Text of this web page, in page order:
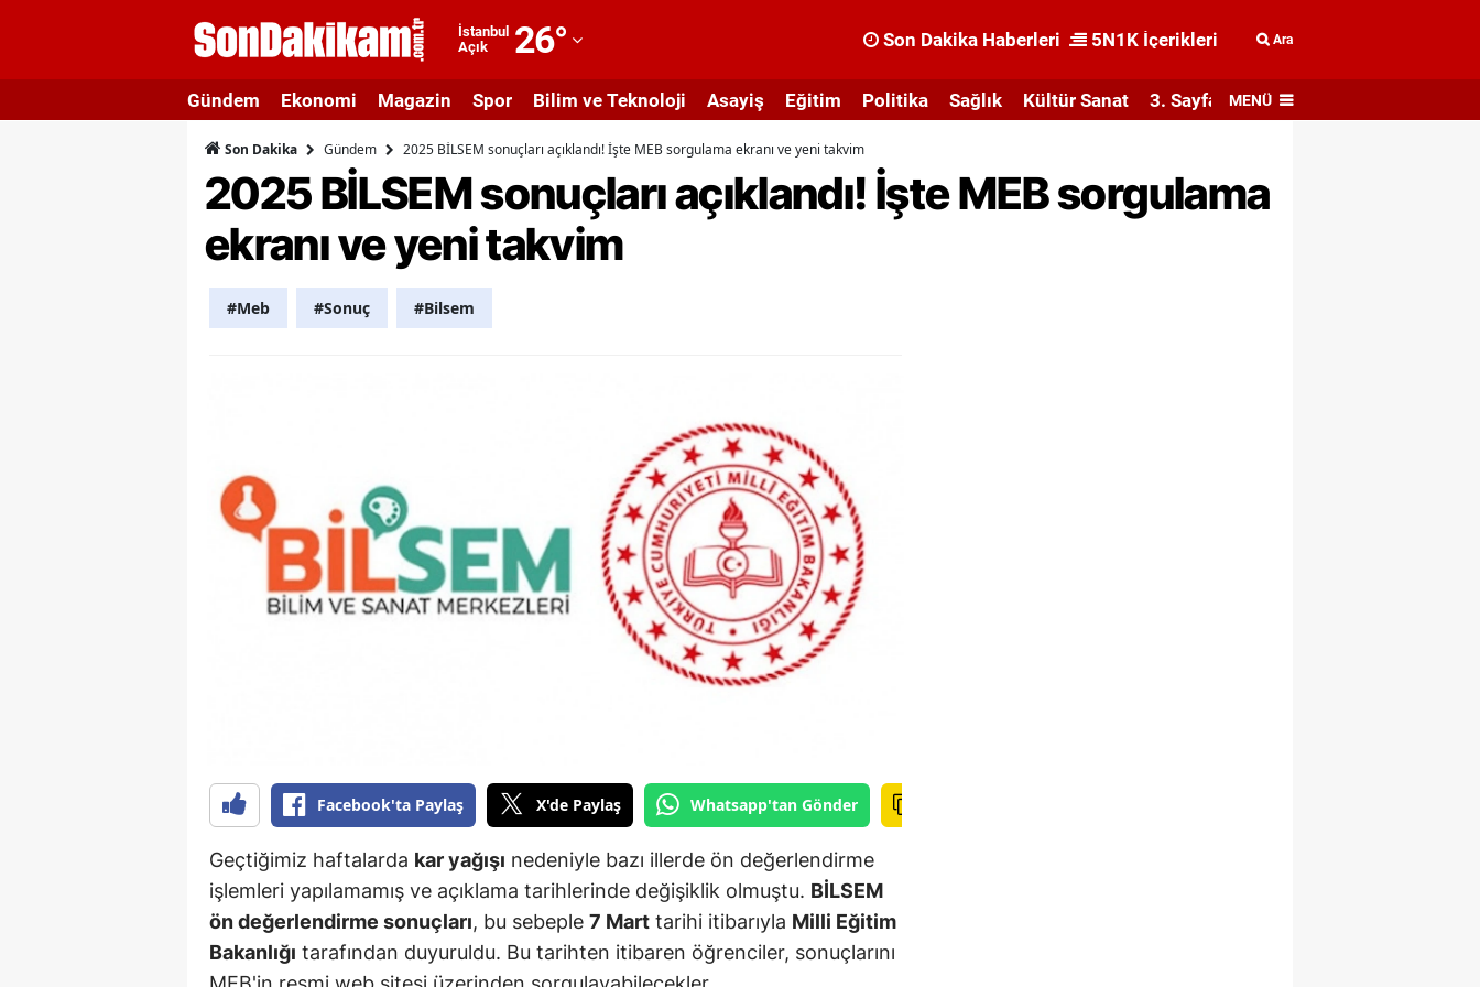
İstanbul
Açık
26°
Adıyaman
Afyonkarahisar
Ağrı
Amasya
Ankara
Bingöl
Bitlis
Çanakkale
Çankırı
Çorum
Denizli
Son Dakika Haberleri 5N1K İçerikleri Ara
Gündem Ekonomi Magazin Spor Bilim ve Teknoloji Asayiş Eğitim Politika Sağlık Kültür Sanat 3. Sayfa MENÜ
Son Dakika Gündem 2025 BİLSEM sonuçları açıklandı! İşte MEB sorgulama ekranı ve yeni takvim
2025 BİLSEM sonuçları açıklandı! İşte MEB sorgulama
ekranı ve yeni takvim
#Meb #Sonuç #Bilsem
Facebook'ta Paylaş X'de Paylaş Whatsapp'tan Gönder
Geçtiğimiz haftalarda kar yağışı nedeniyle bazı illerde ön değerlendirme
işlemleri yapılamamış ve açıklama tarihlerinde değişiklik olmuştu. BİLSEM
ön değerlendirme sonuçları, bu sebeple 7 Mart tarihi itibarıyla Milli Eğitim
Bakanlığı tarafından duyuruldu. Bu tarihten itibaren öğrenciler, sonuçlarını